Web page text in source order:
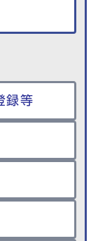
録等